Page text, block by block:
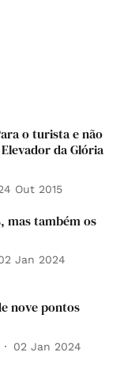
o turista e não
da Glória
Out 2015
mas também os
Jan 2024
nove pontos
02 Jan 2024